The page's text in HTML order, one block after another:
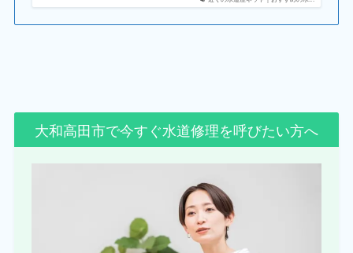
大和高田市で今すぐ水道修理を呼びたい方へ